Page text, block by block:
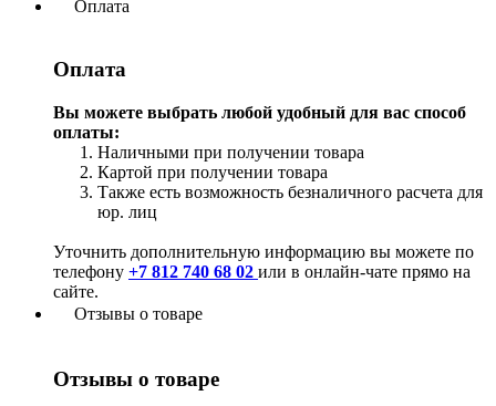
Оплата
Оплата
Вы можете выбрать любой удобный для вас способ
оплаты:
Наличными при получении товара
Картой при получении товара
Также есть возможность безналичного расчета для
юр. лиц
Уточнить дополнительную информацию вы можете по
телефону +7 812 740 68 02 или в онлайн-чате прямо на
сайте.
Отзывы о товаре
Отзывы о товаре